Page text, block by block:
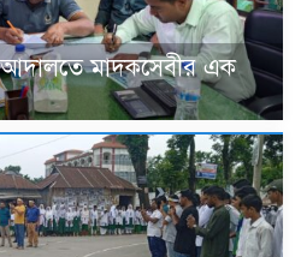
আদালতে মাদকসেবীর এক